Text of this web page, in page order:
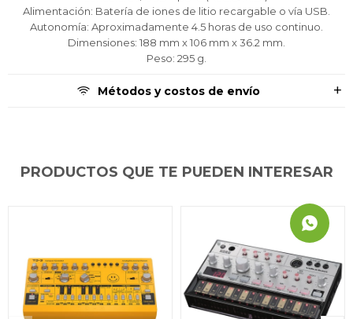
Alimentación: Batería de iones de litio recargable o vía USB.
Autonomía: Aproximadamente 4.5 horas de uso continuo.
Dimensiones: 188 mm x 106 mm x 36.2 mm.
Peso: 295 g.
Métodos y costos de envío
PRODUCTOS QUE TE PUEDEN INTERESAR